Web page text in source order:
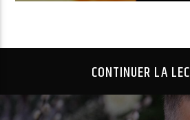
CONTINUER LA